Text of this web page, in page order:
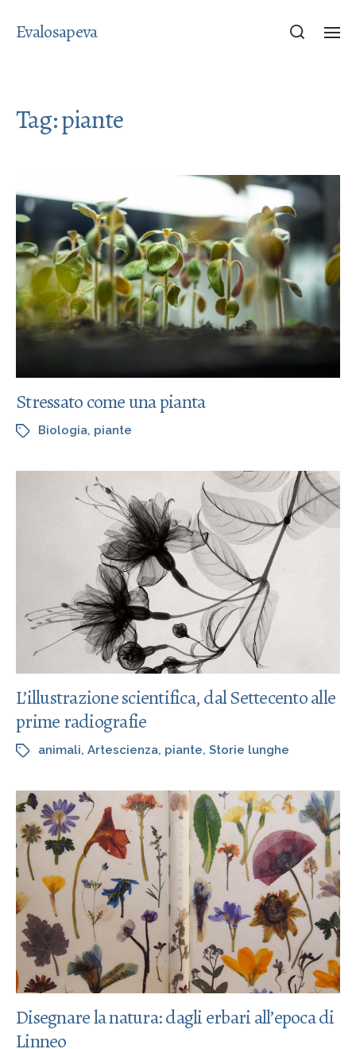
Evalosapeva
Tag:piante
Stressato come una pianta
Biologia, piante
L’illustrazione scientifica, dal Settecento alle
prime radiografie
animali, Artescienza, piante, Storie lunghe
Disegnare la natura: dagli erbari all’epoca di
Linneo